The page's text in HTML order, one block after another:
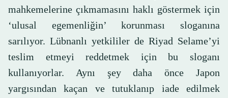
mahkemelerine çıkmamasını haklı göstermek için
‘ulusal egemenliğin’ korunması sloganına
sarılıyor. Lübnanlı yetkililer de Riyad Selame’yi
teslim etmeyi reddetmek için bu sloganı
kullanıyorlar. Aynı şey daha önce Japon
yargısından kaçan ve tutuklanıp iade edilmek